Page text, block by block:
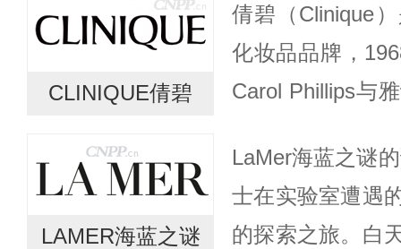
秉承高水准的保
兰...
CLINIQUE倩碧
倩碧（Clinique
化妆品品牌，
Carol Phillips与
的...
LAMER海蓝之谜
LaMer海蓝之谜
士在实验室遭遇
的探索之旅。白